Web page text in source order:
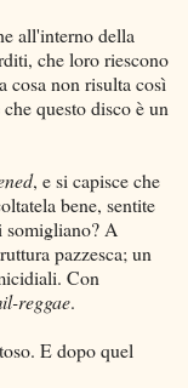
all'interno della
che loro riescono
cosa non risulta così
questo disco è un
, e si capisce che
bene, sentite
somigliano? A
pazzesca; un
Con
reggae.
E dopo quel